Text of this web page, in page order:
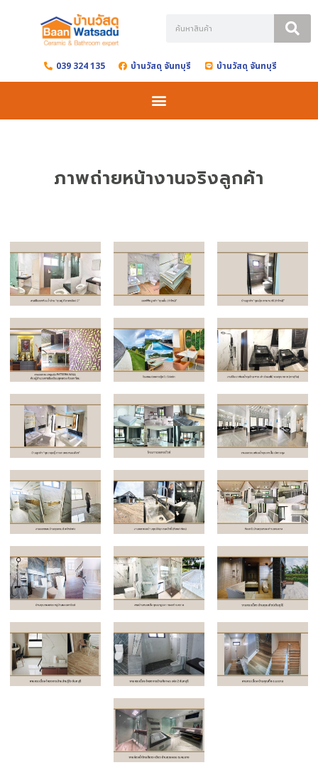
content 039 324 135 บ้านวัสดุ จันทบุรี บ้านวัสดุ จันทบุรี
ภาพถ่ายหน้างานจริงลูกค้า